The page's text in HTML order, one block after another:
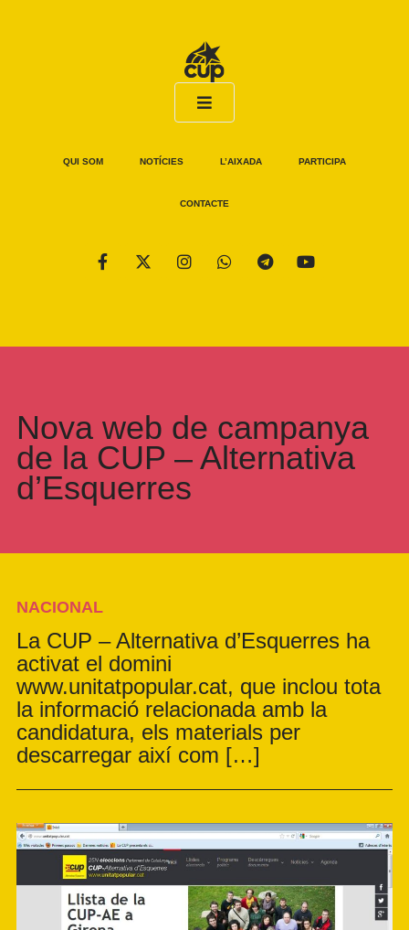
QUI SOM NOTÍCIES L’AIXADA PARTICIPA
CONTACTE
Nova web de campanya
de la CUP – Alternativa
d’Esquerres
NACIONAL
La CUP – Alternativa d’Esquerres ha
activat el domini
www.unitatpopular.cat, que inclou tota
la informació relacionada amb la
candidatura, els materials per
descarregar així com […]